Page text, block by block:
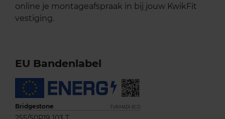
online je montageafspraak in bij jouw KwikFit
vestiging.
EU Bandenlabel
Bridgestone TURANZA ECO